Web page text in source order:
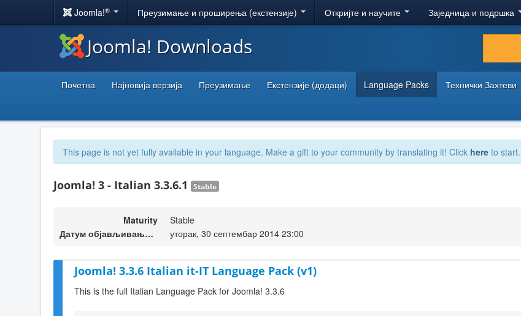
Joomla!® Преузимање и проширења (екстензије) Откријте и научите Заједница и подршка
Joomla! Downloads
Почетна Најновија верзија Преузимање Екстензије (додаци) Language Packs Технички Захтеви
This page is not yet fully available in your language. Make a gift to your community by translating it! Click here to start.
Joomla! 3 - Italian 3.3.6.1 Stable
Maturity
Stable
Датум објављивања верзије
уторак, 30 септембар 2014 23:00
Joomla! 3.3.6 Italian it-IT Language Pack (v1)
This is the full Italian Language Pack for Joomla! 3.3.6